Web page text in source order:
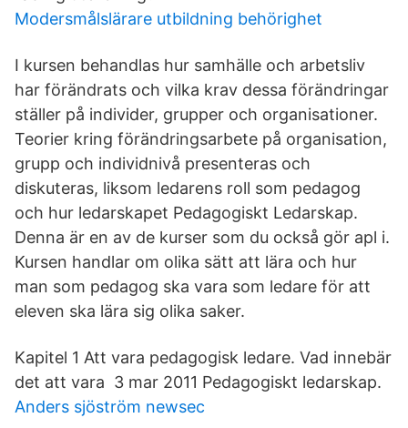
Modersmålslärare utbildning behörighet
I kursen behandlas hur samhälle och arbetsliv
har förändrats och vilka krav dessa förändringar
ställer på individer, grupper och organisationer.
Teorier kring förändringsarbete på organisation,
grupp och individnivå presenteras och
diskuteras, liksom ledarens roll som pedagog
och hur ledarskapet Pedagogiskt Ledarskap.
Denna är en av de kurser som du också gör apl i.
Kursen handlar om olika sätt att lära och hur
man som pedagog ska vara som ledare för att
eleven ska lära sig olika saker.
Kapitel 1 Att vara pedagogisk ledare. Vad innebär
det att vara 3 mar 2011 Pedagogiskt ledarskap.
Anders sjöström newsec